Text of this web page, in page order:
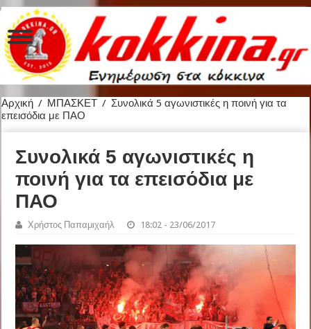
Αρχική / ΜΠΑΣΚΕΤ / Συνολικά 5 αγωνιστικές η ποινή για τα
επεισόδια με ΠΑΟ
Συνολικά 5 αγωνιστικές η
ποινή για τα επεισόδια με
ΠΑΟ
Χρήστος Παπαμιχαήλ 18:02 - 23/06/2017